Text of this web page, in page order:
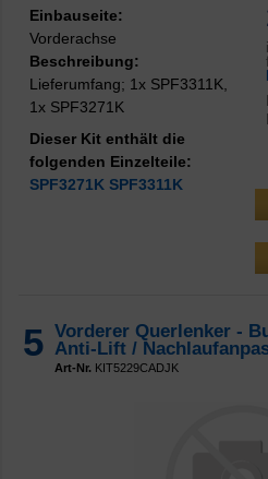
Einbauseite:
Vorderachse
Beschreibung:
Lieferumfang; 1x SPF3311K,
1x SPF3271K
Dieser Kit enthält die
folgenden Einzelteile:
SPF3271K SPF3311K
5 Vorderer Querlenker -
Anti-Lift /
Art-Nr. KIT5229CADJK